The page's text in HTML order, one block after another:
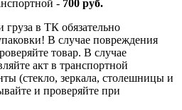
- 700 руб.
в ТК обязательно
В случае повреждения
товар. В случае
акт в транспортной
(стекло, зеркала, столешницы и
и проверяйте при